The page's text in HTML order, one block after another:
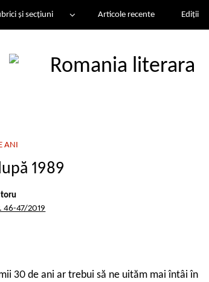
și secțiuni Articole recente Ediții
ANI
1989
46-47/2019
30 de ani ar trebui să ne uităm mai întâi în